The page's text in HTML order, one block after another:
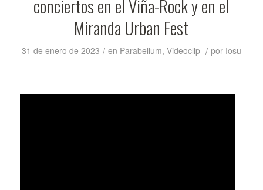
conciertos en el Viña-Rock y en el
Miranda Urban Fest
31 de enero de 2023 / en Parabellum, Videoclip / por Iosu